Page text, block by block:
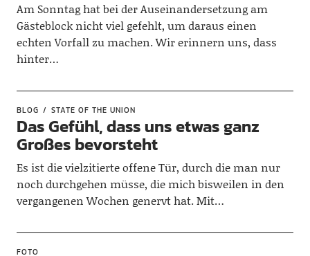
Am Sonntag hat bei der Auseinandersetzung am
Gästeblock nicht viel gefehlt, um daraus einen
echten Vorfall zu machen. Wir erinnern uns, dass
hinter…
BLOG STATE OF THE UNION
Das Gefühl, dass uns etwas ganz
Großes bevorsteht
Es ist die vielzitierte offene Tür, durch die man nur
noch durchgehen müsse, die mich bisweilen in den
vergangenen Wochen genervt hat. Mit…
FOTO